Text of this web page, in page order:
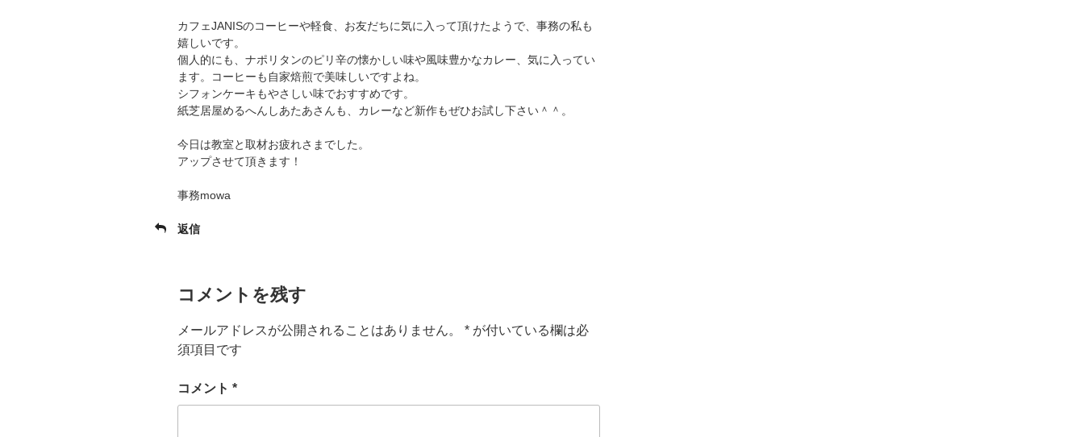
カフェJANISのコーヒーや軽食、お友だちに気に入って頂けたようで、事務の私も
嬉しいです。
個人的にも、ナポリタンのピリ辛の懐かしい味や風味豊かなカレー、気に入ってい
ます。コーヒーも自家焙煎で美味しいですよね。
シフォンケーキもやさしい味でおすすめです。
紙芝居屋めるへんしあたあさんも、カレーなど新作もぜひお試し下さい＾＾。
今日は教室と取材お疲れさまでした。
アップさせて頂きます！
事務mowa
返信
コメントを残す
メールアドレスが公開されることはありません。 * が付いている欄は必
須項目です
コメント *